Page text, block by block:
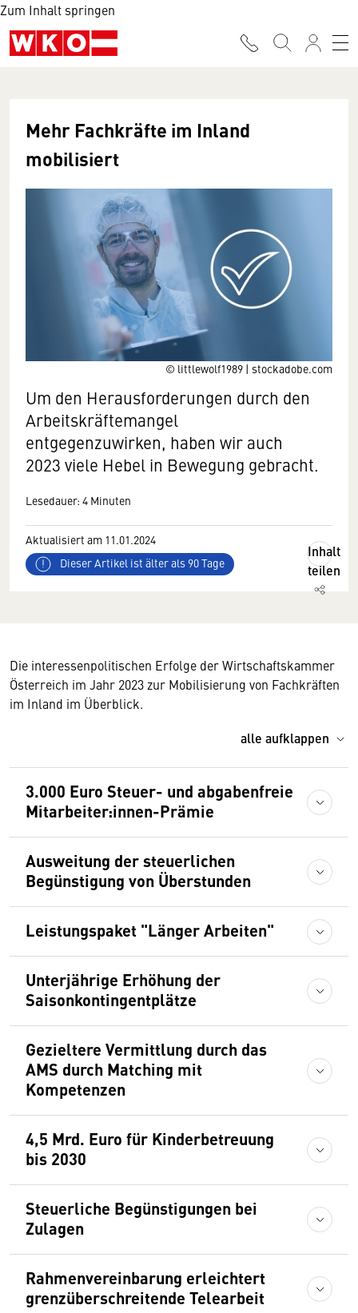
Zum Inhalt springen
© littlewolf1989 | stockadobe.com
Mehr Fachkräfte im Inland
mobilisiert
Um den Herausforderungen durch den
Arbeitskräftemangel
entgegenzuwirken, haben wir auch
2023 viele Hebel in Bewegung gebracht.
Lesedauer: 4 Minuten
Aktualisiert am 11.01.2024
Dieser Artikel ist älter als 90 Tage
Inhalt
teilen
Die interessenpolitischen Erfolge der Wirtschaftskammer
Österreich im Jahr 2023 zur Mobilisierung von Fachkräften
im Inland im Überblick.
alle aufklappen
3.000 Euro Steuer- und abgabenfreie
Mitarbeiter:innen-Prämie
Ausweitung der steuerlichen
Begünstigung von Überstunden
Leistungspaket "Länger Arbeiten"
Unterjährige Erhöhung der
Saisonkontingentplätze
Gezieltere Vermittlung durch das
AMS durch Matching mit
Kompetenzen
4,5 Mrd. Euro für Kinderbetreuung
bis 2030
Steuerliche Begünstigungen bei
Zulagen
Rahmenvereinbarung erleichtert
grenzüberschreitende Telearbeit